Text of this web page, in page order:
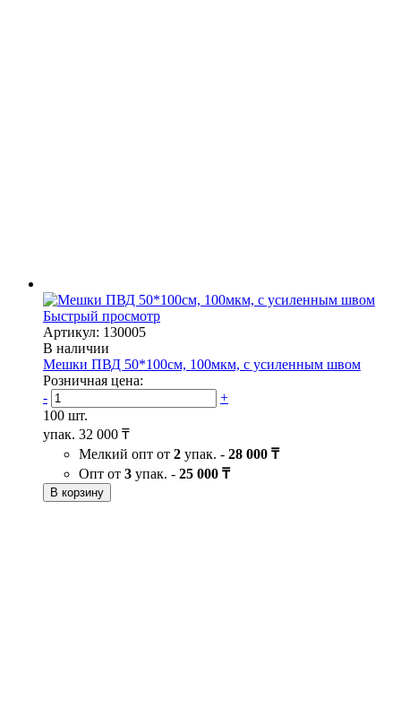
Быстрый просмотр
Артикул: 130005
В наличии
Мешки ПВД 50*100см, 100мкм, с усиленным швом
Розничная цена:
-
+
100 шт.
упак. 32 000 ₸
Мелкий опт от 2 упак. - 28 000 ₸
Опт от 3 упак. - 25 000 ₸
В корзину